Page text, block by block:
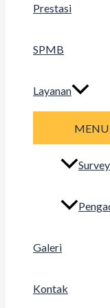
Prestasi
SPMB
Layanan
MENU
Galeri
Kontak